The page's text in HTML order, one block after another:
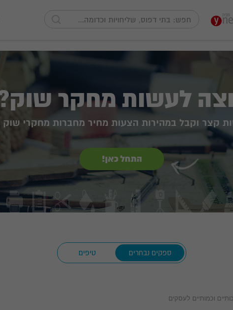
לעשות מחקר
קצר וקבל במהירות הצעות מחיר מחברות מחקרי שוק
התחל כאן!
ספקים נבחרים טיפים
וכמותיים לעסקים